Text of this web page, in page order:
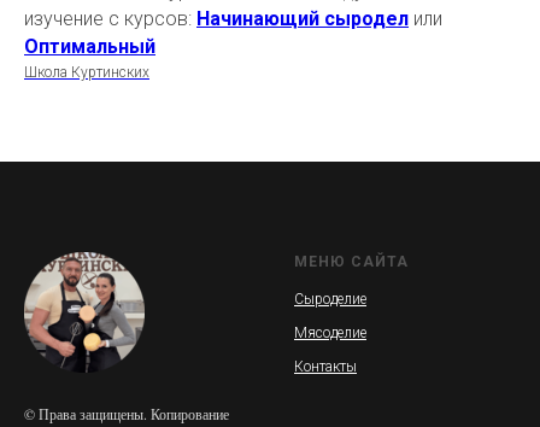
изучение с курсов: Начинающий сыродел или
Оптимальный
Школа Куртинских
© Права защищены. Копирование
МЕНЮ САЙТА
Сыроделие
Мясоделие
Контакты